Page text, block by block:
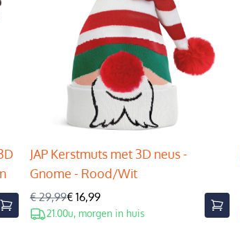
JAP Kerstmuts met 3D neus -
Gnome - Rood/Wit
€ 29,99€ 16,99
21.00u, morgen in huis